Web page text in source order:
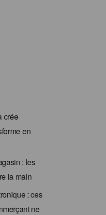
crée
en
: les
la main
: ces
ne